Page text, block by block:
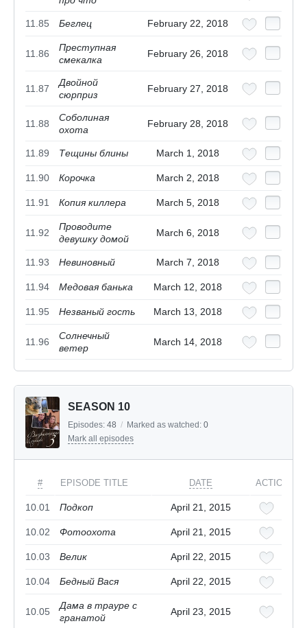
11.85 Беглец February 22, 2018
11.86
Преступная
смекалка
February 26, 2018
11.87
Двойной
сюрприз
February 27, 2018
11.88
Соболиная
охота
February 28, 2018
11.89 Тещины блины March 1, 2018
11.90 Корочка March 2, 2018
11.91 Копия киллера March 5, 2018
11.92
Проводите
девушку домой
March 6, 2018
11.93 Невиновный March 7, 2018
11.94 Медовая банька March 12, 2018
11.95 Незваный гость March 13, 2018
11.96
Солнечный
ветер
March 14, 2018
SEASON 10
Episodes: 48 / Marked as watched: 0
Mark all episodes
# EPISODE TITLE DATE ACTIONS
10.01 Подкоп April 21, 2015
10.02 Фотоохота April 21, 2015
10.03 Велик April 22, 2015
10.04 Бедный Вася April 22, 2015
10.05
Дама в трауре с
гранатой
April 23, 2015